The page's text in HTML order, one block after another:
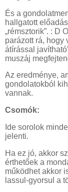
És a
hallgatott
„rémsztorik”. : D
parázott rá, hogy
átírással
muszáj
Az eredménye,
gondolatokból
vannak.
Csomók:
Ide sorolok
jelenti.
Ha ez jó, akkor
érthetőek a
működhet akkor
lassul-gyorsul a